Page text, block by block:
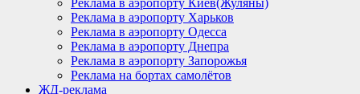
Реклама в аэропорту Харьков
Реклама в аэропорту Одесса
Реклама в аэропорту Днепра
Реклама в аэропорту Запорожья
Реклама на бортах самолётов
ЖД-реклама